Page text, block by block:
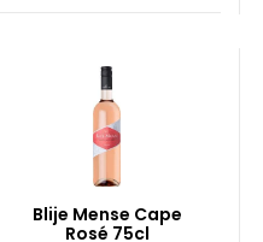
Blije Mense Cape
Rosé 75cl